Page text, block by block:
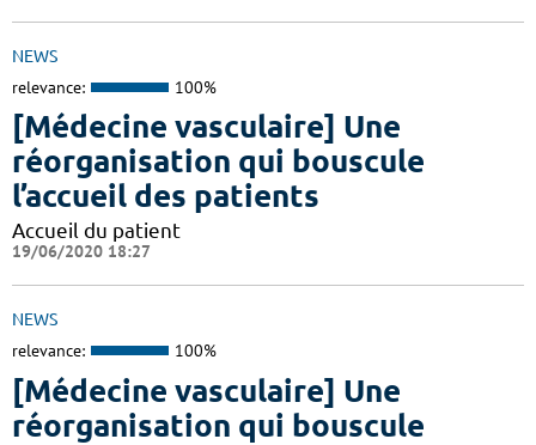
NEWS
relevance: 100%
[Médecine vasculaire] Une
réorganisation qui bouscule
l’accueil des patients
Accueil du patient
19/06/2020 18:27
NEWS
relevance: 100%
[Médecine vasculaire] Une
réorganisation qui bouscule